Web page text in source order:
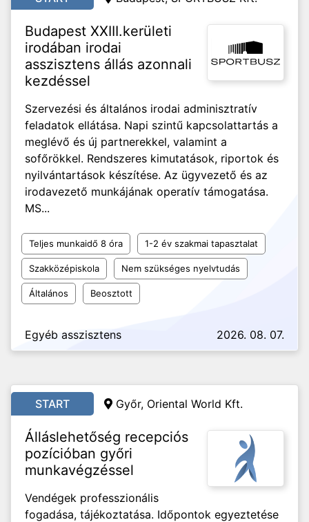
Budapest XXIII.kerületi
irodában irodai
asszisztens állás azonnali
kezdéssel
Szervezési és általános irodai adminisztratív
feladatok ellátása. Napi szintű kapcsolattartás a
meglévő és új partnerekkel, valamint a
sofőrökkel. Rendszeres kimutatások, riportok és
nyilvántartások készítése. Az ügyvezető és az
irodavezető munkájának operatív támogatása.
MS...
Teljes munkaidő 8 óra 1-2 év szakmai tapasztalat
Szakközépiskola Nem szükséges nyelvtudás
Általános Beosztott
Egyéb asszisztens 2026. 08. 07.
START Győr, Oriental World Kft.
Álláslehetőség recepciós
pozícióban győri
munkavégzéssel
Vendégek professzionális
fogadása, tájékoztatása. Időpontok egyeztetése